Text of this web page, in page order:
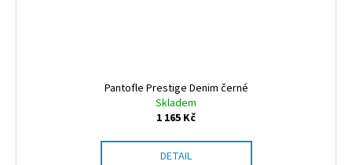
Pantofle Prestige Denim černé
Skladem
1 165 Kč
DETAIL